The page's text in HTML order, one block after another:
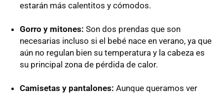
estarán más calentitos y cómodos.
Gorro y mitones: Son dos prendas que son
necesarias incluso si el bebé nace en verano, ya que
aún no regulan bien su temperatura y la cabeza es
su principal zona de pérdida de calor.
Camisetas y pantalones: Aunque queramos ver